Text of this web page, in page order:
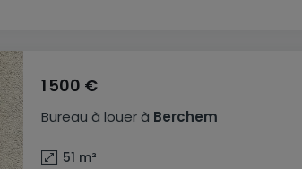
Bureau à louerà Berchem
1 500 €
51 m²